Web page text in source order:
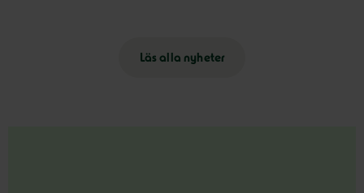
Läs alla nyheter